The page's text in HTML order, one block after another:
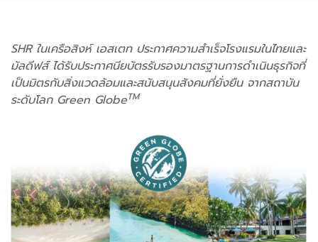
SHR ในเครือสิงห์ เอสเตท ประกาศความสำเร็จโรงแรมในไทยและ
มัลดีฟส์ ได้รับประกาศนียบัตรรับรองมาตรฐานการดำเนินธุรกิจที่
เป็นมิตรกับสิ่งแวดล้อมและสนับสนุนสังคมที่ยั่งยืน จากสถาบัน
ระดับโลก Green GlobeTM